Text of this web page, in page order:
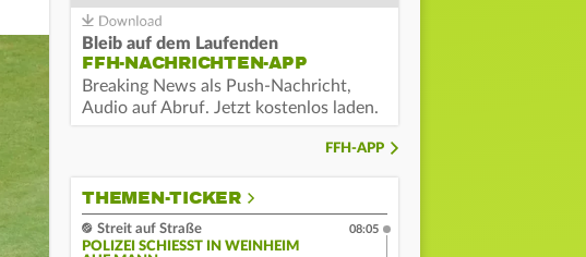
Bleib auf dem Laufenden
FFH-NACHRICHTEN-APP
Breaking News als Push-Nachricht,
Audio auf Abruf. Jetzt kostenlos laden.
FFH-APP
THEMEN-TICKER
Streit auf Straße
POLIZEI SCHIESST IN WEINHEIM A
08:05